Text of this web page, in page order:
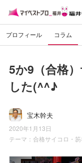
プロフィール コラム
5か9（合格
した(^^♪
宝木幹夫
2020年1月13日
テーマ： 合格サイコロ・